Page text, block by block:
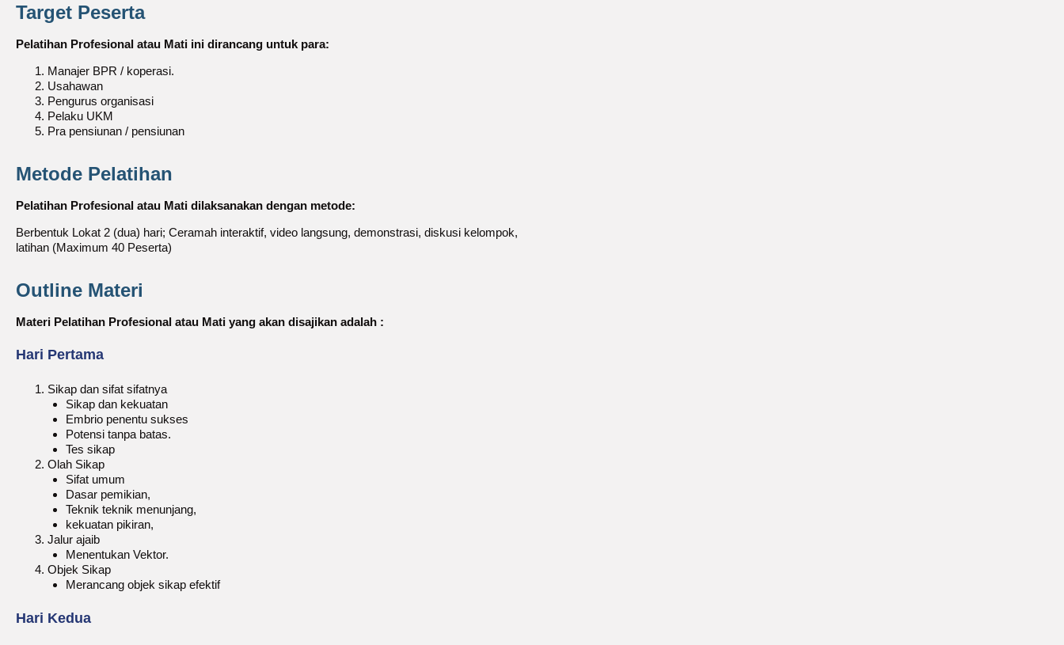
Target Peserta
Pelatihan Profesional atau Mati ini dirancang untuk para:
Manajer BPR / koperasi.
Usahawan
Pengurus organisasi
Pelaku UKM
Pra pensiunan / pensiunan
Metode Pelatihan
Pelatihan Profesional atau Mati dilaksanakan dengan metode:
Berbentuk Lokat 2 (dua) hari; Ceramah interaktif, video langsung, demonstrasi, diskusi kelompok,
latihan (Maximum 40 Peserta)
Outline Materi
Materi Pelatihan Profesional atau Mati yang akan disajikan adalah :
Hari Pertama
Sikap dan sifat sifatnya
Sikap dan kekuatan
Embrio penentu sukses
Potensi tanpa batas.
Tes sikap
Olah Sikap
Sifat umum
Dasar pemikian,
Teknik teknik menunjang,
kekuatan pikiran,
Jalur ajaib
Menentukan Vektor.
Objek Sikap
Merancang objek sikap efektif
Hari Kedua